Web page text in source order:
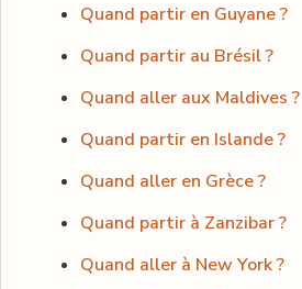
Quand partir en Guyane ?
Quand partir au Brésil ?
Quand aller aux Maldives ?
Quand partir en Islande ?
Quand aller en Grèce ?
Quand partir à Zanzibar ?
Quand aller à New York ?